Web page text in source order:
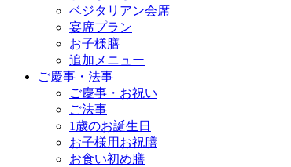
ベジタリアン会席
宴席プラン
お子様膳
追加メニュー
ご慶事・法事
ご慶事・お祝い
ご法事
1歳のお誕生日
お子様用お祝膳
お食い初め膳